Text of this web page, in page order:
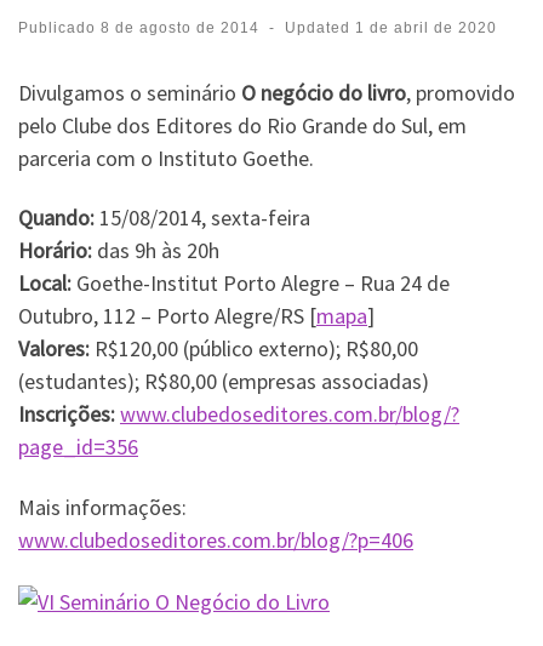
Publicado 8 de agosto de 2014 - Updated 1 de abril de 2020
Divulgamos o seminário O negócio do livro, promovido
pelo Clube dos Editores do Rio Grande do Sul, em
parceria com o Instituto Goethe.
Quando: 15/08/2014, sexta-feira
Horário: das 9h às 20h
Local: Goethe-Institut Porto Alegre – Rua 24 de
Outubro, 112 – Porto Alegre/RS [mapa]
Valores: R$120,00 (público externo); R$80,00
(estudantes); R$80,00 (empresas associadas)
Inscrições:www.clubedoseditores.com.br/blog/?
page_id=356
Mais informações:
www.clubedoseditores.com.br/blog/?p=406